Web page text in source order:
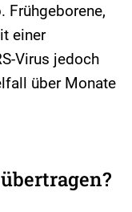
Frühgeborene,
einer
Virus jedoch
über Monate